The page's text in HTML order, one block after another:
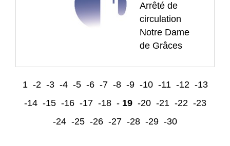
Arrêté de
circulation
Notre Dame
de Grâces
1 -2 -3 -4 -5 -6 -7 -8 -9 -10 -11 -12 -13
-14 -15 -16 -17 -18 - 19 -20 -21 -22 -23
-24 -25 -26 -27 -28 -29 -30